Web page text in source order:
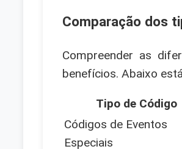
Comparação dos
Compreender as
benefícios. Abaixo
Tipo de Código
Códigos de Eventos
Especiais